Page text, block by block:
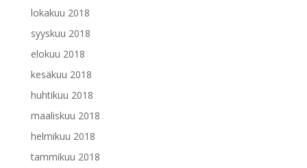
lokakuu 2018
syyskuu 2018
elokuu 2018
kesäkuu 2018
huhtikuu 2018
maaliskuu 2018
helmikuu 2018
tammikuu 2018